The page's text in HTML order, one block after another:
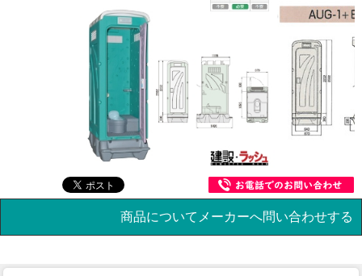
商品についてメーカーへ問い合わせする